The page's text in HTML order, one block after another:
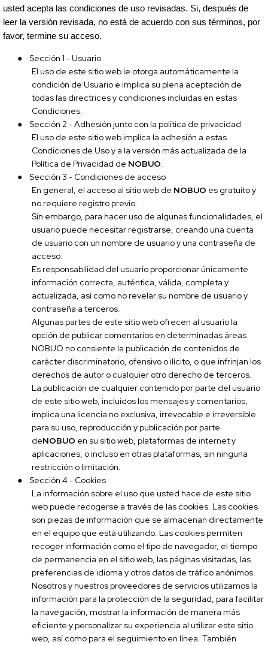
usted acepta las condiciones de uso revisadas. Si, después de
leer la versión revisada, no está de acuerdo con sus términos, por
favor, termine su acceso.
●
Sección 1 - Usuario
El uso de este sitio web le otorga automáticamente la
condición de Usuario e implica su plena aceptación de
todas las directrices y condiciones incluidas en estas
Condiciones.
●
Sección 2 - Adhesión junto con la política de privacidad
El uso de este sitio web implica la adhesión a estas
Condiciones de Uso y a la versión más actualizada de la
Política de Privacidad de NOBUO.
●
Sección 3 - Condiciones de acceso
En general, el acceso al sitio web de NOBUO es gratuito y
no requiere registro previo.
Sin embargo, para hacer uso de algunas funcionalidades, el
usuario puede necesitar registrarse, creando una cuenta
de usuario con un nombre de usuario y una contraseña de
acceso.
Es responsabilidad del usuario proporcionar únicamente
información correcta, auténtica, válida, completa y
actualizada, así como no revelar su nombre de usuario y
contraseña a terceros.
Algunas partes de este sitio web ofrecen al usuario la
opción de publicar comentarios en determinadas áreas
NOBUO no consiente la publicación de contenidos de
carácter discriminatorio, ofensivo o ilícito, o que infrinjan los
derechos de autor o cualquier otro derecho de terceros.
La publicación de cualquier contenido por parte del usuario
de este sitio web, incluidos los mensajes y comentarios,
implica una licencia no exclusiva, irrevocable e irreversible
para su uso, reproducción y publicación por parte
deNOBUO en su sitio web, plataformas de internet y
aplicaciones, o incluso en otras plataformas, sin ninguna
restricción o limitación.
●
Sección 4 - Cookies
La información sobre el uso que usted hace de este sitio
web puede recogerse a través de las cookies. Las cookies
son piezas de información que se almacenan directamente
en el equipo que está utilizando. Las cookies permiten
recoger información como el tipo de navegador, el tiempo
de permanencia en el sitio web, las páginas visitadas, las
preferencias de idioma y otros datos de tráfico anónimos.
Nosotros y nuestros proveedores de servicios utilizamos la
información para la protección de la seguridad, para facilitar
la navegación, mostrar la información de manera más
eficiente y personalizar su experiencia al utilizar este sitio
web, así como para el seguimiento en línea. También